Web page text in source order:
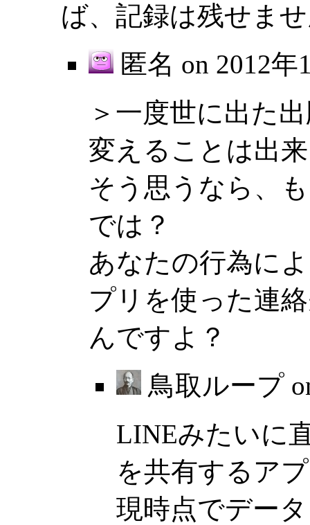
ば、記録は残せま
匿名 on 2012年
＞一度世に出た
変えることは出
そう思うなら、
では？
あなたの行為に
プリを使った連
んですよ？
鳥取ループ
LINEみたいに
を共有するア
現時点でデー